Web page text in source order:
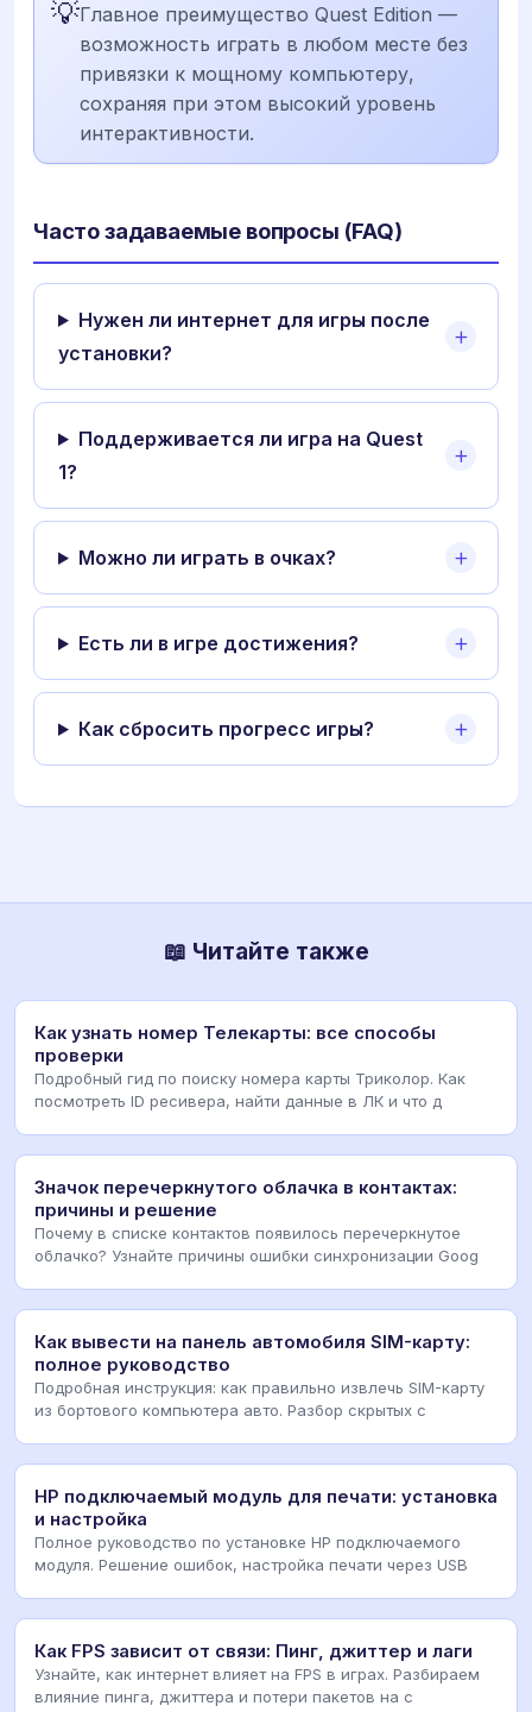
💡Главное преимущество Quest Edition —
возможность играть в любом месте без
привязки к мощному компьютеру,
сохраняя при этом высокий уровень
интерактивности.
Часто задаваемые вопросы (FAQ)
Нужен ли интернет для игры после
установки?
Поддерживается ли игра на Quest
1?
Можно ли играть в очках?
Есть ли в игре достижения?
Как сбросить прогресс игры?
📖 Читайте также
Как узнать номер Телекарты: все способы
проверки
Подробный гид по поиску номера карты Триколор. Как
посмотреть ID ресивера, найти данные в ЛК и что д
Значок перечеркнутого облачка в контактах:
причины и решение
Почему в списке контактов появилось перечеркнутое
облачко? Узнайте причины ошибки синхронизации Goog
Как вывести на панель автомобиля SIM-карту:
полное руководство
Подробная инструкция: как правильно извлечь SIM-карту
из бортового компьютера авто. Разбор скрытых с
HP подключаемый модуль для печати: установка
и настройка
Полное руководство по установке HP подключаемого
модуля. Решение ошибок, настройка печати через USB
Как FPS зависит от связи: Пинг, джиттер и лаги
Узнайте, как интернет влияет на FPS в играх. Разбираем
влияние пинга, джиттера и потери пакетов на с